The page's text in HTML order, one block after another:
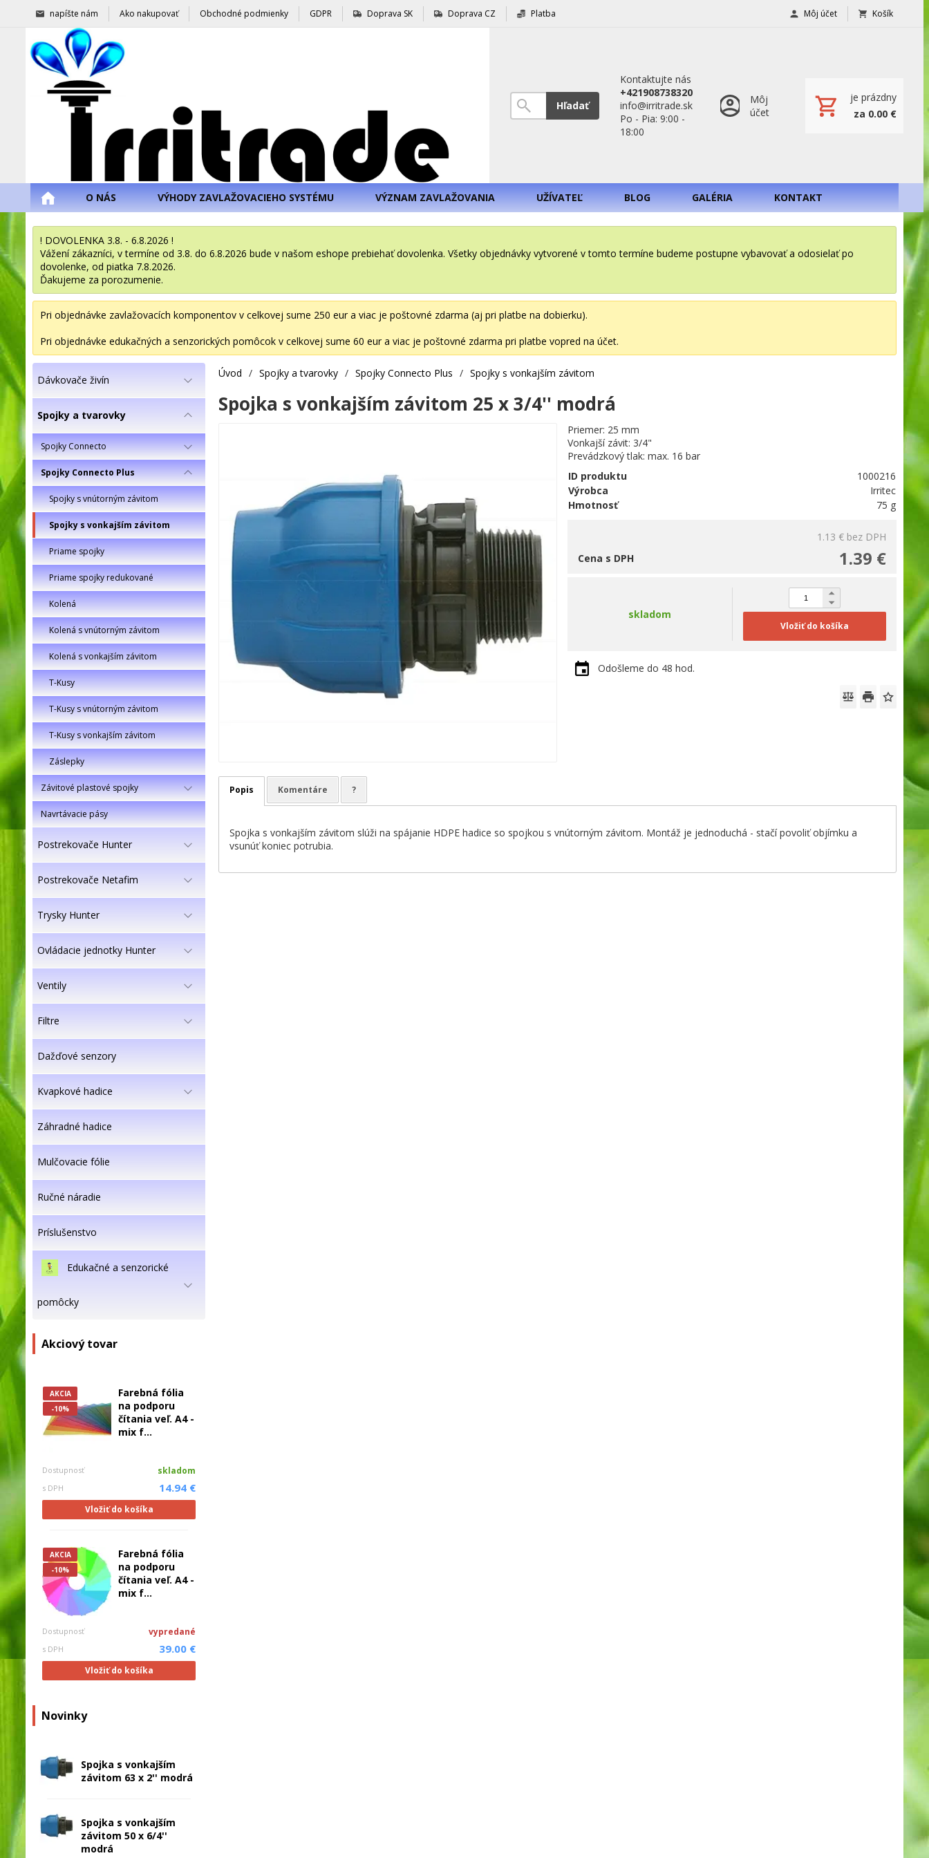
napíšte nám Ako nakupovať Obchodné podmienky GDPR Doprava SK Doprava CZ Platba Môj účet Košík
Hľadať
Kontaktujte nás
+421908738320
info@irritrade.sk
Po - Pia: 9:00 -
18:00
Môj
účet
je prázdny
za 0.00 €
O NÁS VÝHODY ZAVLAŽOVACIEHO SYSTÉMU VÝZNAM ZAVLAŽOVANIA UŽÍVATEĽ BLOG GALÉRIA KONTAKT
! DOVOLENKA 3.8. - 6.8.2026 !
Vážení zákazníci, v termíne od 3.8. do 6.8.2026 bude v našom eshope prebiehať dovolenka. Všetky objednávky vytvorené v tomto termíne budeme postupne vybavovať a odosielať po
dovolenke, od piatka 7.8.2026.
Ďakujeme za porozumenie.
Pri objednávke zavlažovacích komponentov v celkovej sume 250 eur a viac je poštovné zdarma (aj pri platbe na dobierku).
Pri objednávke edukačných a senzorických pomôcok v celkovej sume 60 eur a viac je poštovné zdarma pri platbe vopred na účet.
Dávkovače živín
Spojky a tvarovky
Spojky Connecto
Spojky Connecto Plus
Spojky s vnútorným závitom
Spojky s vonkajším závitom
Priame spojky
Priame spojky redukované
Kolená
Kolená s vnútorným závitom
Kolená s vonkajším závitom
T-Kusy
T-Kusy s vnútorným závitom
T-Kusy s vonkajším závitom
Záslepky
Závitové plastové spojky
Navrtávacie pásy
Postrekovače Hunter
Postrekovače Netafim
Trysky Hunter
Ovládacie jednotky Hunter
Ventily
Filtre
Dažďové senzory
Kvapkové hadice
Záhradné hadice
Mulčovacie fólie
Ručné náradie
Príslušenstvo
Edukačné a senzorické
pomôcky
Akciový tovar
AKCIA
-10%
Farebná fólia
na podporu
čítania veľ. A4 -
mix f...
Dostupnosť skladom
s DPH 14.94 €
Vložiť do košíka
AKCIA
-10%
Farebná fólia
na podporu
čítania veľ. A4 -
mix f...
Dostupnosť vypredané
s DPH 39.00 €
Vložiť do košíka
Novinky
Spojka s vonkajším
závitom 63 x 2'' modrá
Spojka s vonkajším
závitom 50 x 6/4''
modrá
Úvod / Spojky a tvarovky / Spojky Connecto Plus / Spojky s vonkajším závitom
Spojka s vonkajším závitom 25 x 3/4'' modrá
Priemer: 25 mm
Vonkajší závit: 3/4"
Prevádzkový tlak: max. 16 bar
ID produktu
1000216
Výrobca
Irritec
Hmotnosť
75 g
1.13 € bez DPH
1.39 €
Cena s DPH
skladom
Vložiť do košíka
Odošleme do 48 hod.
Popis Komentáre ?
Spojka s vonkajším závitom slúži na spájanie HDPE hadice so spojkou s vnútorným závitom. Montáž je jednoduchá - stačí povoliť objímku a
vsunúť koniec potrubia.